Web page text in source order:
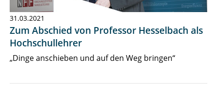
31.03.2021
Zum Abschied von Professor Hesselbach als
Hochschullehrer
„Dinge anschieben und auf den Weg bringen“